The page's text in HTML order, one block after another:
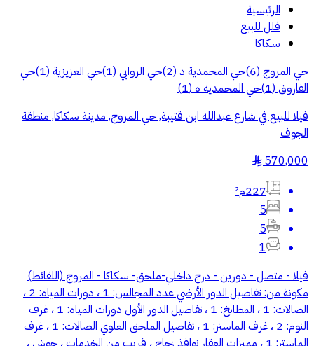
الرئيسية
فلل للبيع
سكاكا
حي المروج(
6
)حي المحمدية د(
2
)حي الروابي(
1
)حي العزيزية(
1
)حي
الفاروق(
1
)حي المحمديه ه(
1
)
فيلا للبيع في شارع عبدالله ابن قتيبة, حي المروج, مدينة سكاكا, منطقة
الجوف
570,000
§
227م²
5
5
1
فيلا - متصل - دورين - درج داخلي-ملحق- سكاكا - المروج (اللقائط)
مكونة من: تفاصيل الدور الأرضي عدد المجالس: 1 ، دورات المياه: 2 ،
الصالات: 1 ، المطابخ: 1 ، تفاصيل الدور الأول دورات المياه: 1 ، غرف
النوم: 2 ، غرف الماستر: 1 ، تفاصيل الملحق العلوي الصالات: 1 ، غرف